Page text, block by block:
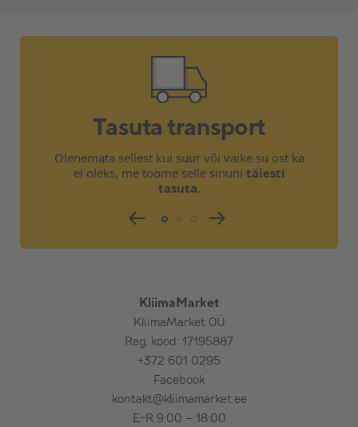
paigalduskohale ja selleks kuluvad
töötunnid (juurdepääs tehnikutele peab
toote lahtipakkimist,
kõrgusele (sise- kui ka välisosa). Vahest ka
konsultatsioon,
sise- ja välisosa vahelist ühendustoru ja
välisosa seinakinnitust, vibratsioonikaitset,
kummipukse ning paigaldust,
kondensatsiooniveevoolikut,
ühe (kuni 50 cm paksuse) seina läbimist,
v.a armeeritud betoon, maakivi, paas,
punane tellis jms (kokkuleppel),
elektertoidet: sise- või välisosa ligiduses
kuni 2,5 m kaugusel,
seadme põhifunktsioonide tutvustamist,
Tasuta transport
Olenemata sellest kui suur või väike su ost ka
ei oleks, me toome selle sinuni täiesti
tasuta.
KliimaMarket
KliimaMarket OÜ
Reg. kood: 17195887
+372 601 0295
Facebook
kontakt@kliimamarket.ee
E-R 9:00 – 18:00